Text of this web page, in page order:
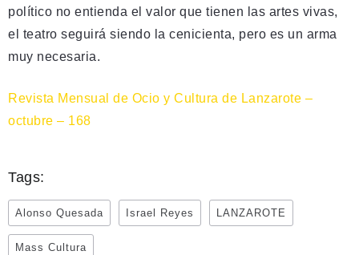
político no entienda el valor que tienen las artes vivas,
el teatro seguirá siendo la cenicienta, pero es un arma
muy necesaria.
Revista Mensual de Ocio y Cultura de Lanzarote –
octubre – 168
Tags:
Alonso Quesada Israel Reyes LANZAROTE
Mass Cultura